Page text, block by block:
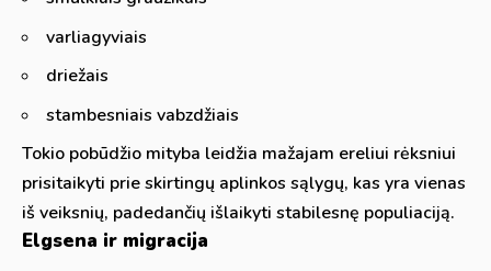
varliagyviais
driežais
stambesniais vabzdžiais
Tokio pobūdžio mityba leidžia mažajam ereliui rėksniui
prisitaikyti prie skirtingų aplinkos sąlygų, kas yra vienas
iš veiksnių, padedančių išlaikyti stabilesnę populiaciją.
Elgsena ir migracija